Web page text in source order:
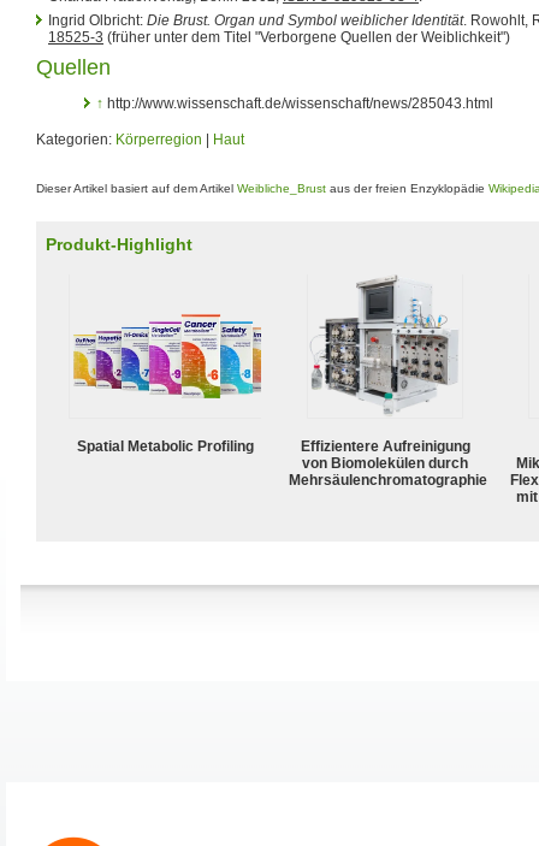
Ingrid Olbricht: Die Brust. Organ und Symbol weiblicher Identität. Rowohlt,
18525-3 (früher unter dem Titel "Verborgene Quellen der Weiblichkeit")
Quellen
↑ http://www.wissenschaft.de/wissenschaft/news/285043.html
Kategorien: Körperregion Haut
Dieser Artikel basiert auf dem Artikel Weibliche_Brust aus der freien Enzyklopädie
Produkt-Highlight
Spatial Metabolic Profiling
Effizientere Aufreinigung
von Biomolekülen durch
Mehrsäulenchromatographie